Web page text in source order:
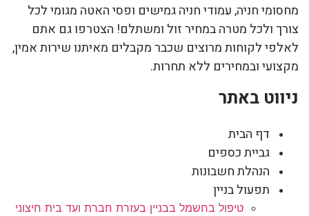
מחסומי חניה, עמודי חניה גמישים ופסי האטה מגומי לכל
צורך ולכל מטרה במחיר זול ומשתלם! הצטרפו גם אתם
לאלפי לקוחות מרוצים שכבר מקבלים מאיתנו שירות אמין,
מקצועי ובמחירים ללא תחרות.
ניווט באתר
דף הבית
גביית כספים
הנהלת חשבונות
תפעול בניין
טיפול בחשמל בבניין בעזרת חברת ועד בית חיצוני